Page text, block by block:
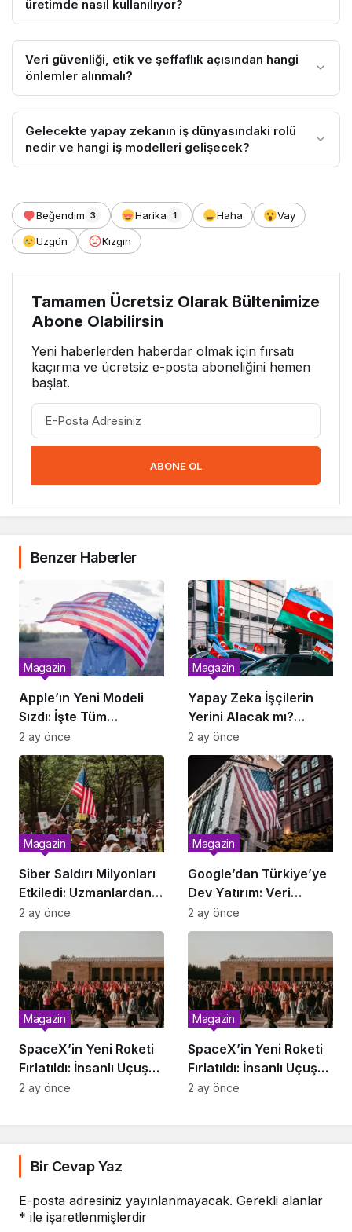
üretimde nasıl kullanılıyor?
Veri güvenliği, etik ve şeffaflık açısından hangi
önlemler alınmalı?
Gelecekte yapay zekanın iş dünyasındaki rolü
nedir ve hangi iş modelleri gelişecek?
Beğendim 3 Harika 1 Haha Vay
Üzgün Kızgın
Tamamen Ücretsiz Olarak Bültenimize
Abone Olabilirsin
Yeni haberlerden haberdar olmak için fırsatı
kaçırma ve ücretsiz e-posta aboneliğini hemen
başlat.
ABONE OL
Benzer Haberler
Apple’ın Yeni Modeli
Sızdı: İşte Tüm
Özellikler
Magazin
2 ay önce
Yapay Zeka İşçilerin
Yerini Alacak mı?
Rapor Yayımlandı
Magazin
2 ay önce
Siber Saldırı Milyonları
Etkiledi: Uzmanlardan
Uyarı
Magazin
2 ay önce
Google’dan Türkiye’ye
Dev Yatırım: Veri
Merkezi Geliyor
Magazin
2 ay önce
SpaceX’in Yeni Roketi
Fırlatıldı: İnsanlı Uçuş
Ne Zaman?
Magazin
2 ay önce
SpaceX’in Yeni Roketi
Fırlatıldı: İnsanlı Uçuş
Ne Zaman?
Magazin
2 ay önce
Bir Cevap Yaz
E-posta adresiniz yayınlanmayacak. Gerekli alanlar
* ile işaretlenmişlerdir